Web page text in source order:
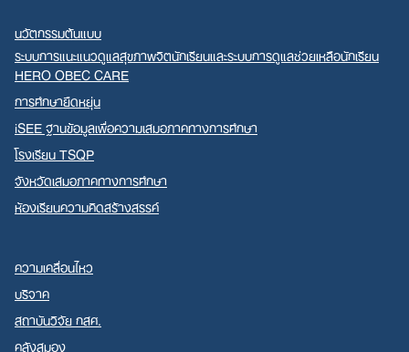
นวัตกรรมต้นแบบ
ระบบการแนะแนวดูแลสุขภาพจิตนักเรียนและระบบการดูแลช่วยเหลือนักเรียน
HERO OBEC CARE
การศึกษายืดหยุ่น
iSEE ฐานข้อมูลเพื่อความเสมอภาคทางการศึกษา
โรงเรียน TSQP
จังหวัดเสมอภาคทางการศึกษา
ห้องเรียนความคิดสร้างสรรค์
ความเคลื่อนไหว
บริจาค
สถาบันวิจัย กสศ.
คลังสมอง